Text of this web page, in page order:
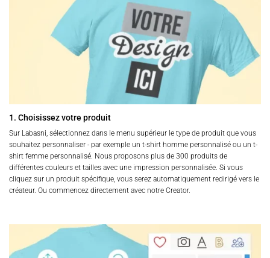
1. Choisissez votre produit
Sur Labasni, sélectionnez dans le menu supérieur le type de produit que vous
souhaitez personnaliser - par exemple un t-shirt homme personnalisé ou un t-
shirt femme personnalisé. Nous proposons plus de 300 produits de
différentes couleurs et tailles avec une impression personnalisée. Si vous
cliquez sur un produit spécifique, vous serez automatiquement redirigé vers le
créateur. Ou commencez directement avec notre Creator.